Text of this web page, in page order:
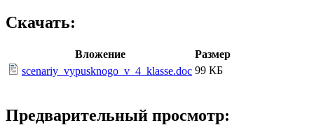
Скачать:
Вложение
Размер
scenariy_vypusknogo_v_4_klasse.doc 99 КБ
Предварительный просмотр: